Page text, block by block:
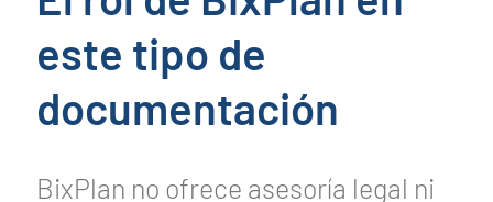
este tipo de
documentación
BixPlan no ofrece asesoría legal ni